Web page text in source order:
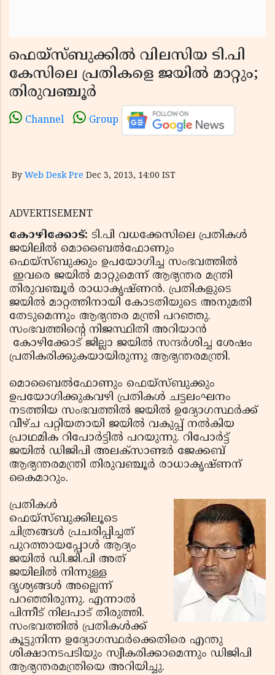
ഫെയ്‌സ്ബുക്കില്‍ വിലസിയ ടി.പി
കേസിലെ പ്രതികളെ ജയില്‍ മാറ്റും;
തിരുവഞ്ചൂര്‍
Channel Group
By Web Desk Pre Dec 3, 2013, 14:00 IST
ADVERTISEMENT
കോഴിക്കോട്: ടി.പി വധക്കേസിലെ പ്രതികള്‍
ജയിലില്‍ മൊബൈല്‍ഫോണും
ഫെയ്‌സ്ബുക്കും ഉപയോഗിച്ച സംഭവത്തില്‍
ഇവരെ ജയില്‍ മാറ്റുമെന്ന് ആഭ്യന്തര മന്ത്രി
തിരുവഞ്ചൂര്‍ രാധാകൃഷ്ണന്‍. പ്രതികളുടെ
ജയില്‍ മാറ്റത്തിനായി കോടതിയുടെ അനുമതി
തേടുമെന്നും ആഭ്യന്തര മന്ത്രി പറഞ്ഞു.
സംഭവത്തിന്റെ നിജസ്ഥിതി അറിയാന്‍
കോഴിക്കോട് ജില്ലാ ജയില്‍ സന്ദര്‍ശിച്ച ശേഷം
പ്രതികരിക്കുകയായിരുന്നു ആഭ്യന്തരമന്ത്രി.
മൊബൈല്‍ഫോണും ഫെയ്‌സ്ബുക്കും
ഉപയോഗിക്കുകവഴി പ്രതികള്‍ ചട്ടലംഘനം
നടത്തിയ സംഭവത്തില്‍ ജയില്‍ ഉദ്യോഗസ്ഥര്‍ക്ക്
വീഴ്ച പറ്റിയതായി ജയില്‍ വകുപ്പ് നല്‍കിയ
പ്രാഥമിക റിപോര്‍ട്ടില്‍ പറയുന്നു. റിപോര്‍ട്ട്
ജയില്‍ ഡിജിപി അലക്‌സാണ്ടര്‍ ജേക്കബ്
ആഭ്യന്തരമന്ത്രി തിരുവഞ്ചൂര്‍ രാധാകൃഷ്ണന്
കൈമാറും.
പ്രതികള്‍
ഫെയ്‌സ്ബുക്കിലൂടെ
ചിത്രങ്ങള്‍ പ്രചരിപ്പിച്ചത്
പുറത്തായപ്പോള്‍ ആദ്യം
ജയില്‍ ഡി.ജി.പി അത്
ജയിലില്‍ നിന്നുള്ള
ദൃശ്യങ്ങള്‍ അല്ലെന്ന്
പറഞ്ഞിരുന്നു. എന്നാല്‍
പിന്നീട് നിലപാട് തിരുത്തി.
സംഭവത്തില്‍ പ്രതികള്‍ക്ക്
കൂട്ടുനിന്ന ഉദ്യോഗസ്ഥര്‍ക്കെതിരെ എന്തു
ശിക്ഷാനടപടിയും സ്വീകരിക്കാമെന്നും ഡിജിപി
ആഭ്യന്തരമന്ത്രിയെ അറിയിച്ചു.